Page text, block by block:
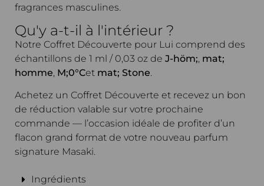
fragrances masculines.
Qu'y a-t-il à l'intérieur ?
Notre Coffret Découverte pour Lui comprend des
échantillons de 1 ml / 0,03 oz de J-höm;, mat;
homme, M;0°Cet mat; Stone.
Achetez un Coffret Découverte et recevez un bon
de réduction valable sur votre prochaine
commande — l’occasion idéale de profiter d’un
flacon grand format de votre nouveau parfum
signature Masaki.
Ingrédients